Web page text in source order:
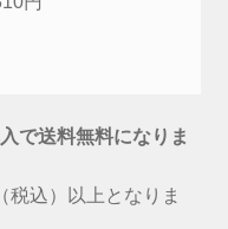
で送料無料になりま
税込）以上となりま